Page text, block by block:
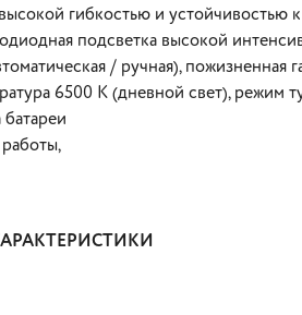
гибкостью и устойчивостью
подсветка высокой
/ ручная),
6500 К (дневной свет), режим